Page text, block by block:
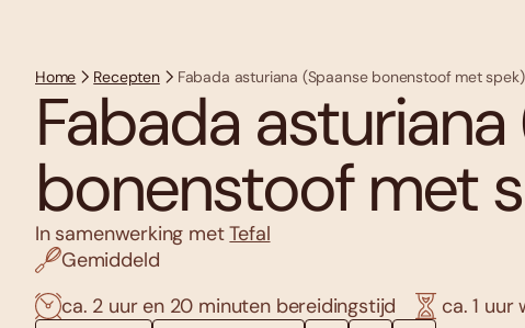
Home Recepten Fabada asturiana (Spaanse bonenstoof met spek)
Fabada
bonenstoof met
In samenwerking metTefal
Gemiddeld
ca. 2 uur en 20 minuten bereidingstijd
ca. 1